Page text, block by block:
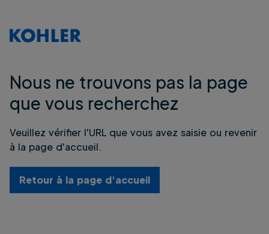
Nous ne trouvons pas la page
que vous recherchez
Veuillez vérifier l'URL que vous avez saisie ou revenir
à la page d'accueil.
Retour à la page d'accueil